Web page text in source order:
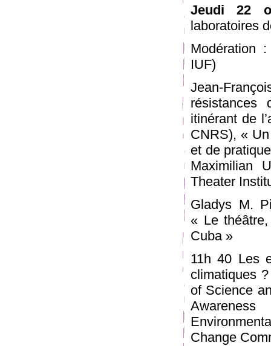
Jeudi 22
laboratoires
Modération
IUF)
Jean-
résistances
itinérant de
CNRS), «
et de
Maximilian
Theater
Gladys M.
« Le théâtre,
Cuba »
11h 40 Les
climatiques
of Science
Change